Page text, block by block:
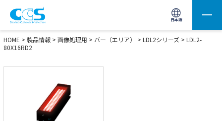
日本語
画像処理用の製品検索 サイト内検索(Enterで実行)
HOME > 製品情報 > 画像処理用 > バー（エリア） > LDL2シリーズ > LDL2-
80X16RD2